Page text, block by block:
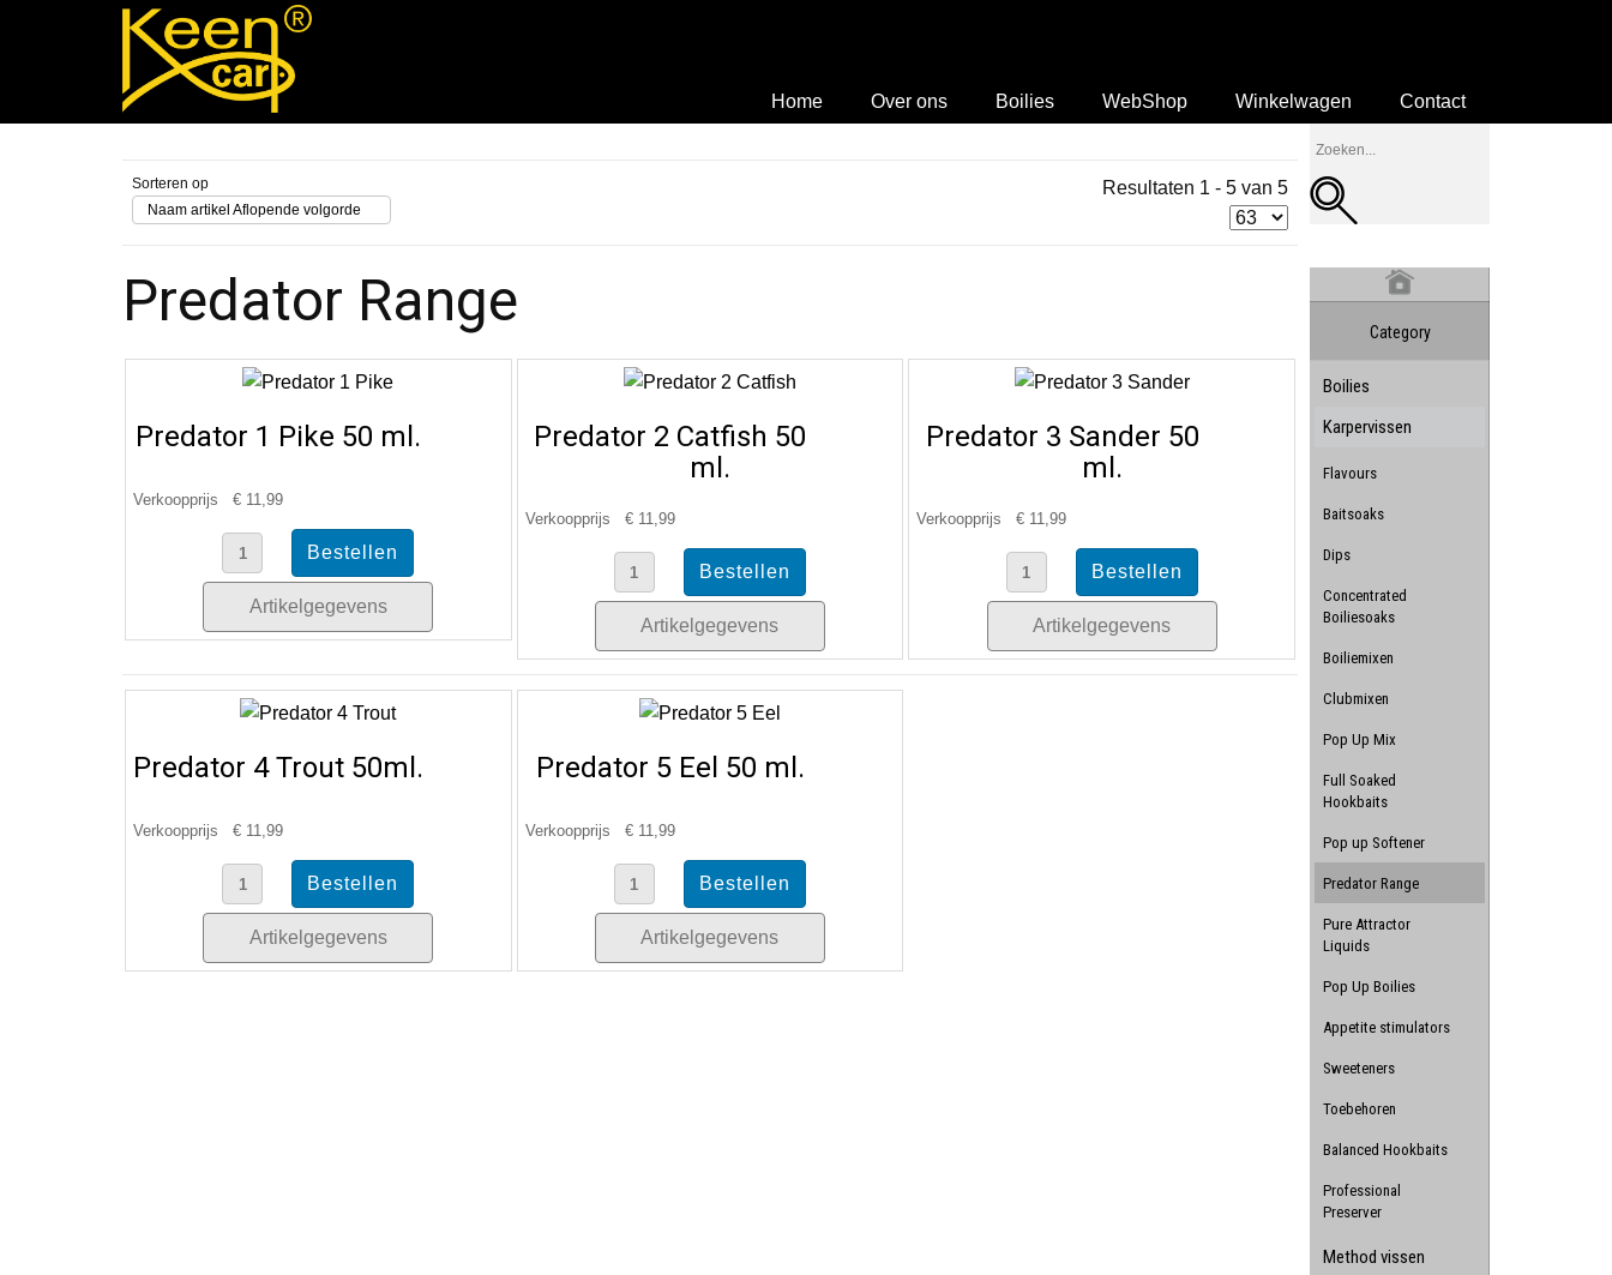
Home Over ons Boilies WebShop Winkelwagen Contact
Sorteren op
Naam artikel Aflopende volgorde
Resultaten 1 - 5 van 5
Predator Range
Predator 1 Pike 50 ml.
Verkoopprijs € 11,99
Artikelgegevens
Predator 2 Catfish 50
ml.
Verkoopprijs € 11,99
Artikelgegevens
Predator 3 Sander 50
ml.
Verkoopprijs € 11,99
Artikelgegevens
Predator 4 Trout 50ml.
Verkoopprijs € 11,99
Artikelgegevens
Predator 5 Eel 50 ml.
Verkoopprijs € 11,99
Artikelgegevens
Category
Boilies
Karpervissen
Flavours
Baitsoaks
Dips
Concentrated
Boiliesoaks
Boiliemixen
Clubmixen
Pop Up Mix
Full Soaked
Hookbaits
Pop up Softener
Predator Range
Pure Attractor
Liquids
Pop Up Boilies
Appetite stimulators
Sweeteners
Toebehoren
Balanced Hookbaits
Professional
Preserver
Method vissen